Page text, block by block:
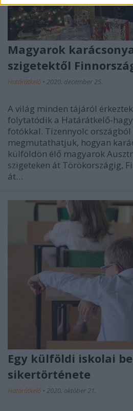
Magyarok
szigetektől
Határátkelő • 2020. december 25.
A világ minden tájáról
folytatódik a Határátkelő-
fotókkal. Tizennyolc
megmutathatjuk, hogyan
külföldön élő magyarok
szigeteken át Törökországig,
át…
Egy külföldi iskolai
sikertörténete
Határátkelő • 2020. október 21.